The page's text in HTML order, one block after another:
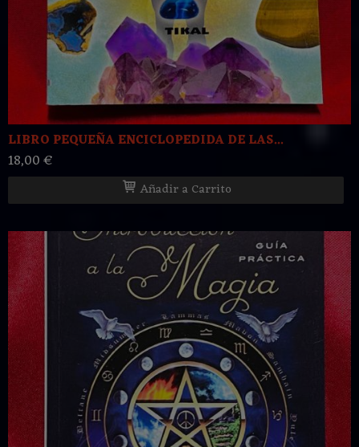
LIBRO PEQUEÑA ENCICLOPEDIDA DE LAS...
18,00 €
Añadir a Carrito